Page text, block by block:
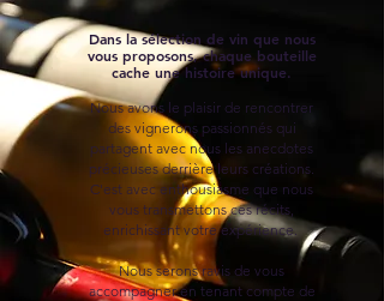
Dans la sélection de vin que nous
vous proposons, chaque bouteille
cache une histoire unique.
Nous avons le plaisir de rencontrer
des vignerons passionnés qui
partagent avec nous les anecdotes
précieuses derrière leurs créations.
C'est avec enthousiasme que nous
vous transmettons ces récits,
enrichissant votre expérience.
Nous serons ravis de vous
accompagner en tenant compte de